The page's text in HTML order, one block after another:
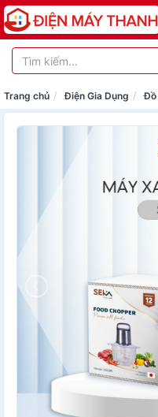
Trang chủ Điện Gia Dụng Đồ